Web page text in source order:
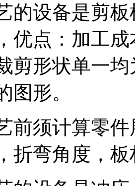
设备是剪板
优点：加工
剪形状单一
图形。
须计算零件
折弯角度，